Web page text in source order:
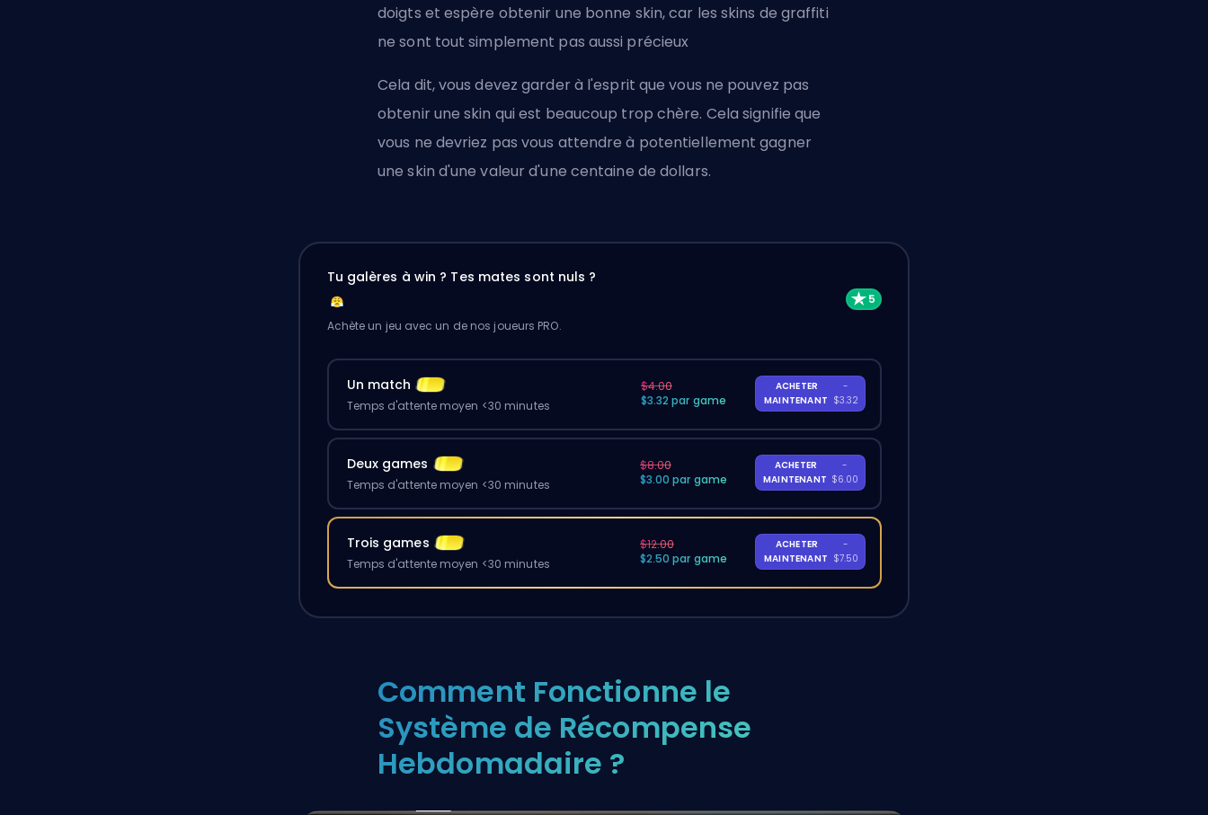
doigts et espère obtenir une bonne skin, car les skins de graffiti
ne sont tout simplement pas aussi précieux
Cela dit, vous devez garder à l'esprit que vous ne pouvez pas
obtenir une skin qui est beaucoup trop chère. Cela signifie que
vous ne devriez pas vous attendre à potentiellement gagner
une skin d'une valeur d'une centaine de dollars.
Tu galères à win ? Tes mates sont nuls ?
Achète un jeu avec un de nos joueurs PRO.
Un match
Temps d'attente moyen <30 minutes
$4.00
$3.32 par game
ACHETER
MAINTENANT
-
$3.32
Deux games
Temps d'attente moyen <30 minutes
$8.00
$3.00 par game
ACHETER
MAINTENANT
-
$6.00
Trois games
Temps d'attente moyen <30 minutes
$12.00
$2.50 par game
ACHETER
MAINTENANT
-
$7.50
Comment Fonctionne le
Système de Récompense
Hebdomadaire ?